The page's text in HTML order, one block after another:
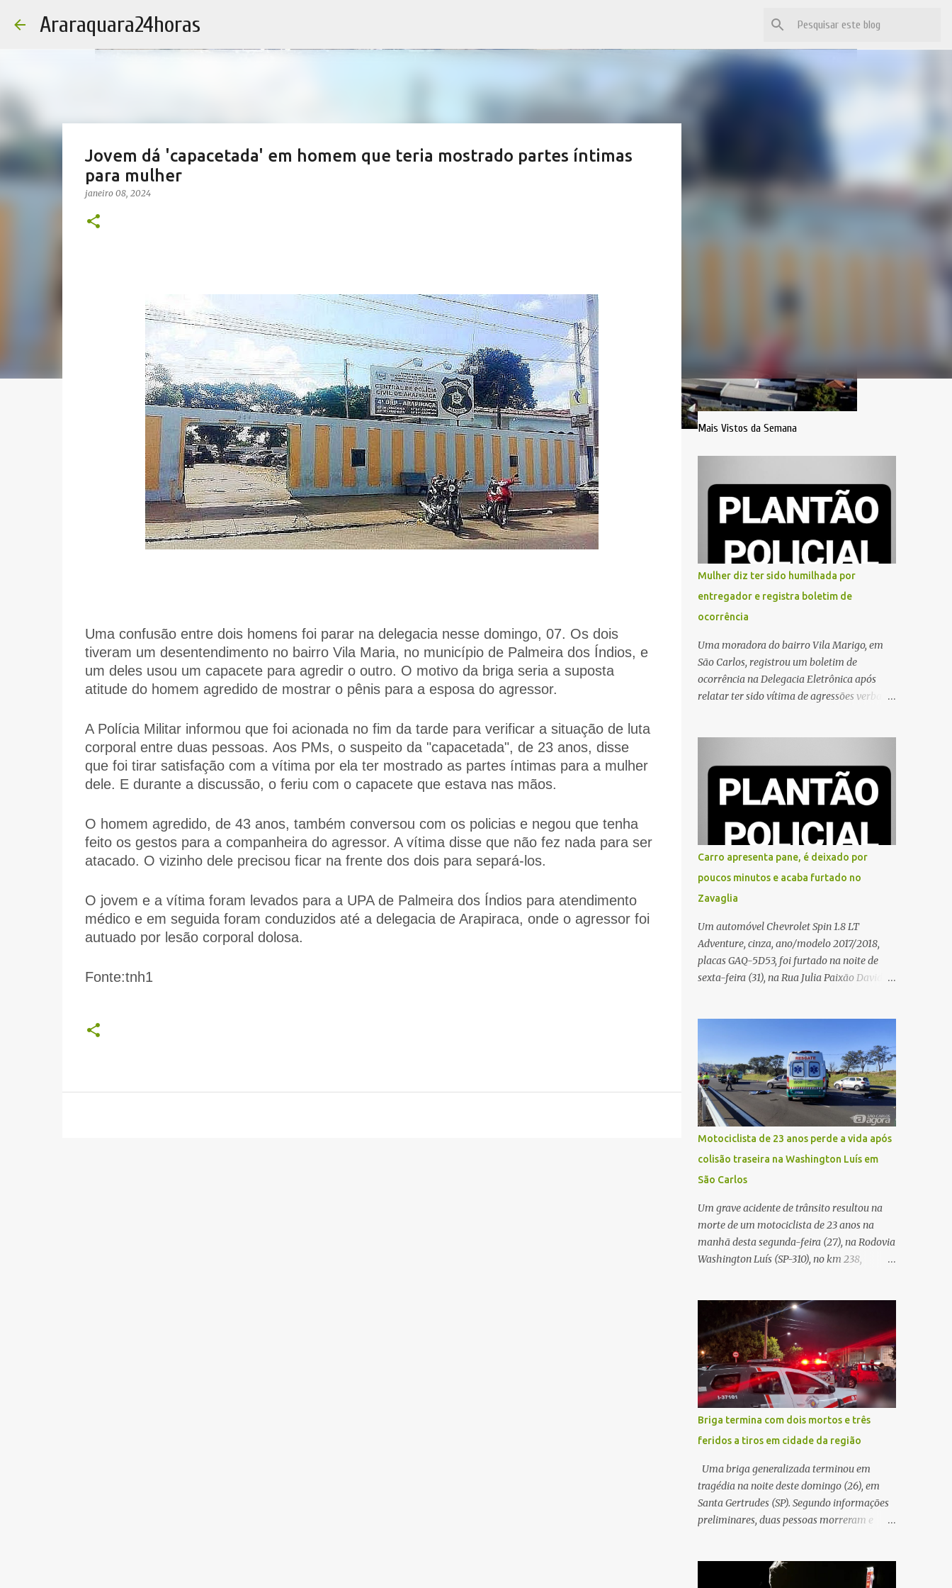
Araraquara24horas
Jovem dá 'capacetada' em homem que teria mostrado partes íntimas
para mulher
janeiro 08, 2024
Uma confusão entre dois homens foi parar na delegacia nesse domingo, 07. Os dois
tiveram um desentendimento no bairro Vila Maria, no município de Palmeira dos Índios, e
um deles usou um capacete para agredir o outro. O motivo da briga seria a suposta
atitude do homem agredido de mostrar o pênis para a esposa do agressor.
A Polícia Militar informou que foi acionada no fim da tarde para verificar a situação de luta
corporal entre duas pessoas. Aos PMs, o suspeito da "capacetada", de 23 anos, disse
que foi tirar satisfação com a vítima por ela ter mostrado as partes íntimas para a mulher
dele. E durante a discussão, o feriu com o capacete que estava nas mãos.
O homem agredido, de 43 anos, também conversou com os policias e negou que tenha
feito os gestos para a companheira do agressor. A vítima disse que não fez nada para ser
atacado. O vizinho dele precisou ficar na frente dos dois para separá-los.
O jovem e a vítima foram levados para a UPA de Palmeira dos Índios para atendimento
médico e em seguida foram conduzidos até a delegacia de Arapiraca, onde o agressor foi
autuado por lesão corporal dolosa.
Fonte:tnh1
Mais Vistos da Semana
Mulher diz ter sido humilhada por
entregador e registra boletim de
ocorrência
Uma moradora do bairro Vila Marigo, em
São Carlos, registrou um boletim de
ocorrência na Delegacia Eletrônica após
relatar ter sido vítima de agressões verbais
feira (31). A mulher afirmou que o
entregador teria acionado o interfone de
forma equivocada e, em seguida, passou a
atenção de moradores e de pessoas que
estavam nas proximidades. Ainda conforme
o registro policial, a vítima relatou que, ao
receber a entrega, voltou a ser ofendida com
palavras de baixo calão e insultos. Ela
que se sentiu ameaçada, coagida e
humilhada com a situação. Fonte: São
Carlos Agora
Carro apresenta pane, é deixado por
poucos minutos e acaba furtado no
Zavaglia
Um automóvel Chevrolet Spin 1.8 LT
Adventure, cinza, ano/modelo 2017/2018,
placas GAQ-5D53, foi furtado na noite de
sexta-feira (31), na Rua Julia Paixão David,
apresentou uma pane elétrica no painel,
deixando de funcionar e impossibilitando
uma nova partida. Ainda segundo o registro
policial, o condutor estacionou o carro,
certificou-se de que todas as portas estavam
trancadas, permaneceu com a chave de
ignição e se ausentou do local por cerca de
dez minutos para buscar ajuda. Ao retornar,
constatou que o automóvel havia
imediações, mas não conseguiu localizar o
veículo. Conforme o boletim, um menino de
aproximadamente 10 anos relatou ter visto
a Spin passando pelo local fazendo um forte
problema mecânico que o veículo já
apresentava antes do furto. O carro possui
seguro e, segundo a v...
Motociclista de 23 anos perde a vida após
colisão traseira na Washington Luís em
São Carlos
Um grave acidente de trânsito resultou na
morte de um motociclista de 23 anos na
manhã desta segunda-feira (27), na Rodovia
Washington Luís (SP-310), no km 238,
local, a vítima conduzia uma motocicleta
quando acabou colidindo na traseira de um
Jeep Renegade. Segundo relato da condutora
do veículo, o trânsito estava lento e
congestionado devido a obras realizadas na
rodovia, momento em que ocorreu o
impacto. Com a violência da colisão, o
motociclista foi arremessado ao solo.
Testemunhas relataram que o capacete teria
se desprendido durante o acidente. O jovem
sofreu ferimentos gravíssimos e morreu
ainda no local. Equipes de resgate e de
atendimento da concessionária responsável
socorro à vítima. No entanto, o óbito foi
constatado ainda no local do acidente. A
Briga termina com dois mortos e três
feridos a tiros em cidade da região
Uma briga generalizada terminou em
tragédia na noite deste domingo (26), em
Santa Gertrudes (SP). Segundo informações
preliminares, duas pessoas morreram e
adega. O caso aconteceu por volta das